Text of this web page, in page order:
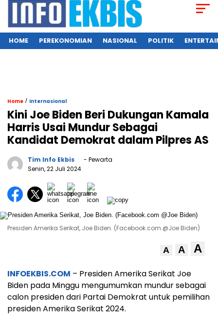
HOME PEREKONOMIAN NASIONAL POLITIK
Home / Internasional
Kini Joe Biden Beri Dukungan Kamala
Harris Usai Mundur Sebagai
Kandidat Demokrat dalam Pilpres AS
Tim Info Ekbis
- Pewarta
Senin, 22 Juli 2024
Presiden Amerika Serikat, Joe Biden. (Facebook.com @Joe Biden)
A A A
INFOEKBIS.COM – Presiden Amerika Serikat Joe
Biden pada Minggu mengumumkan mundur sebagai
calon presiden dari Partai Demokrat untuk pemilihan
presiden Amerika Serikat 2024.